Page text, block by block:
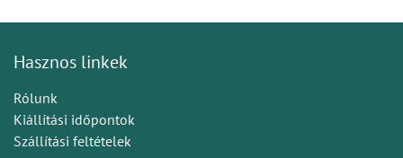
Hasznos linkek
Rólunk
Kiállítási időpontok
Szállítási feltételek